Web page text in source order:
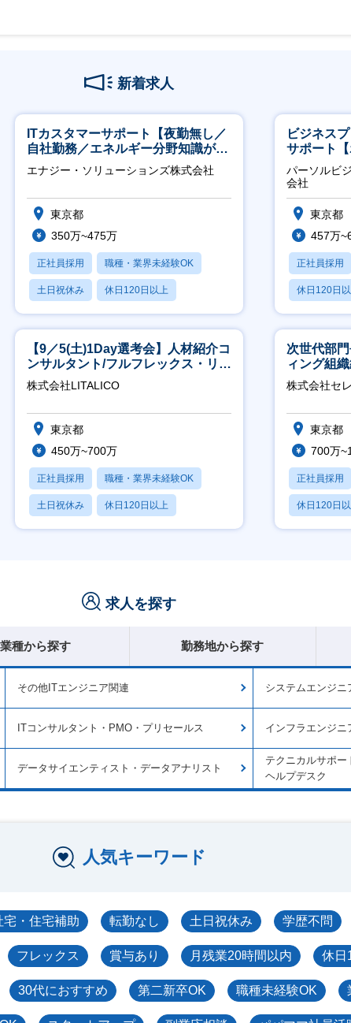
新着求人
ITカスタマーサポート【夜勤無し／
自社勤務／エネルギー分野知識が身
につきます】
エナジー・ソリューションズ株式会社
東京都
350万~475万
正社員採用 職種・業界未経験OK
土日祝休み 休日120日以上
産休・育休あり
ビジネス
サポート
力・ガス
推進】
パーソルビ
会社
東京都
457万
正社員採用
休日120日
産休・育休
【9／5(土)1Day選考会】人材紹介コ
ンサルタント/フルフレックス・リモ
ート/育休最長6年取得可
株式会社LITALICO
東京都
450万~700万
正社員採用 職種・業界未経験OK
土日祝休み 休日120日以上
産休・育休あり
次世代部
ィング組
株式会社セ
東京都
700万
正社員採用
休日120日
賞与あり
求人を探す
業種から探す 勤務地から探す
その他ITエンジニア関連 システムエンジニ
ITコンサルタント・PMO・プリセールス インフラエンジニ
データサイエンティスト・データアナリスト
テクニカルサポー
ヘルプデスク
人気キーワード
宅・住宅補助 転勤なし 土日祝休み 学歴不問
フレックス 賞与あり 月残業20時間以内 休日
30代におすすめ 第二新卒OK 職種未経験OK